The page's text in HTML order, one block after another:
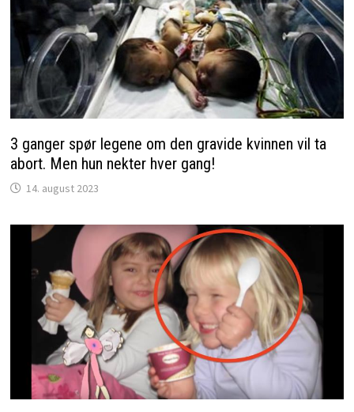
3 ganger spør legene om den gravide kvinnen vil ta
abort. Men hun nekter hver gang!
14. august 2023